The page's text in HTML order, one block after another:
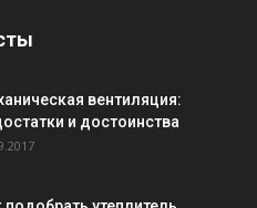
вентиляция:
и достоинства